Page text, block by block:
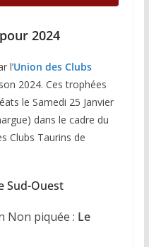
2024
l’Union des Clubs
2024. Ces trophées
le Samedi 25 Janvier
dans le cadre du
Clubs Taurins de
Sud-Ouest
Non piquée : Le